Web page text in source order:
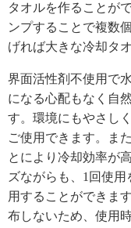
タオルを作ることが
ンプすることで複数
げれば大きな冷却タ
界面活性剤不使用で
になる心配もなく自
す。環境にもやさし
ご使用できます。ま
とにより冷却効率が
ズながらも、1回使
用することができま
布しないため、使用